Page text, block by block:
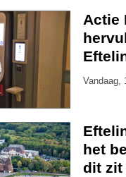
Actie
Vandaag,
het
dit zit